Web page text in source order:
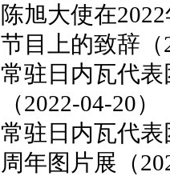
陈旭大使在
节目上的致辞（
常驻日内瓦代
（2022-04-20）
常驻日内瓦代
周年图片展（